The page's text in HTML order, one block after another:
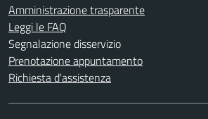
Amministrazione trasparente
Leggi le FAQ
Segnalazione disservizio
Prenotazione appuntamento
Richiesta d'assistenza